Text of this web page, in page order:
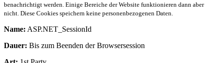
benachrichtigt werden. Einige Bereiche der Website funktionieren dann aber
nicht. Diese Cookies speichern keine personenbezogenen Daten.
Name: ASP.NET_SessionId
Dauer: Bis zum Beenden der Browsersession